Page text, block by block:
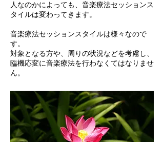
人なのかによっても、音楽療法セッションス
タイルは変わってきます。
音楽療法セッションスタイルは様々なので
す。
対象となる方や、周りの状況などを考慮し、
臨機応変に音楽療法を行わなくてはなりませ
ん。